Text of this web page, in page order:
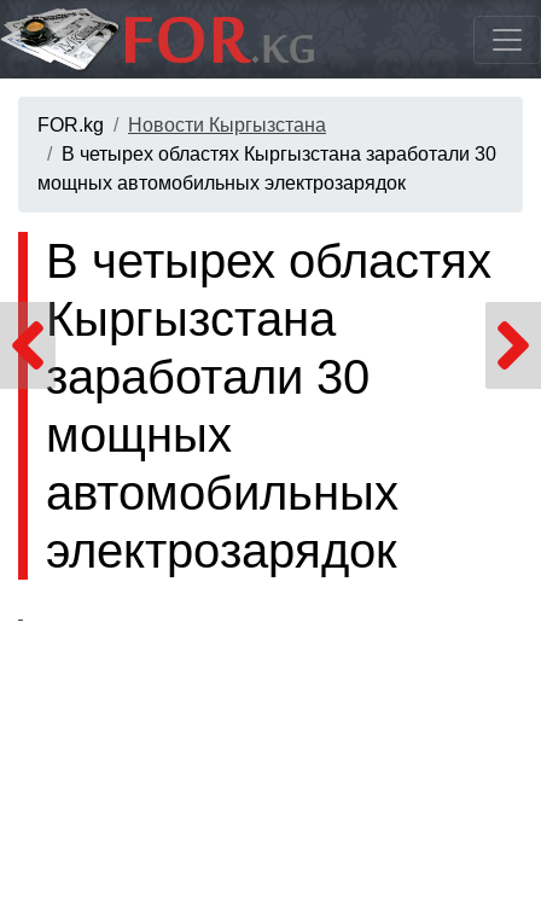
FOR.kg
Новости Кыргызстана
В четырех областях Кыргызстана заработали 30
мощных автомобильных электрозарядок
В четырех областях
Кыргызстана
заработали 30
мощных
автомобильных
электрозарядок